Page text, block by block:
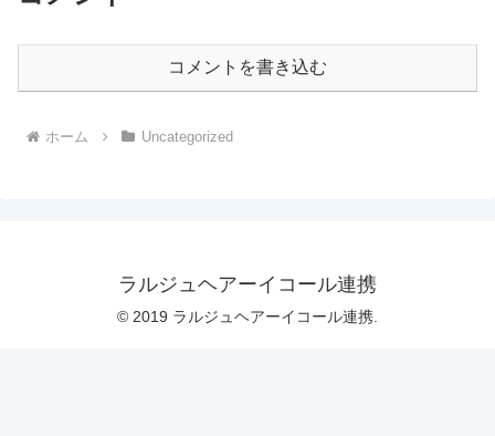
コメントを書き込む
ホーム Uncategorized
ラルジュヘアーイコール連携
© 2019 ラルジュヘアーイコール連携.